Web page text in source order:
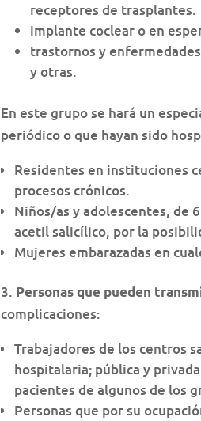
receptores de trasplantes.
implante coclear o en
trastornos y
y otras.
En este grupo se hará un
periódico o que hayan sido
Residentes en instituciones
procesos crónicos.
Niños/as y adolescentes, de
acetil salicílico, por la
Mujeres embarazadas en
3. Personas que pueden
complicaciones:
Trabajadores de los centros
hospitalaria; pública y
pacientes de algunos de los
Personas que por su